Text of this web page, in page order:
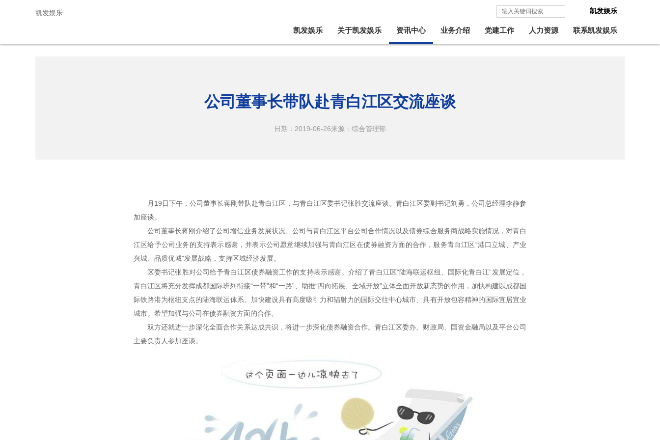
凯发娱乐
凯发娱乐
凯发娱乐 关于凯发娱乐 资讯中心 业务介绍 党建工作 人力资源 联系凯发娱乐
公司董事长带队赴青白江区交流座谈
日期：2019-06-26来源：综合管理部
月 19日下午，公司董事长蒋刚带队赴青白江区，与青白江区委书记张胜交流座谈。青白江区委副书记刘勇，公司总经理李静参
加座谈。
公司董事长蒋刚介绍了公司增信业务发展状况、公司与青白江区平台公司合作情况以及债券综合服务商战略实施情况，对青白
江区给予公司业务的支持表示感谢，并表示公司愿意继续加强与青白江区在债券融资方面的合作，服务青白江区“港口立城、产业
兴城、品质优城”发展战略，支持区域经济发展。
区委书记张胜对公司给予青白江区债券融资工作的支持表示感谢。介绍了青白江区“陆海联运枢纽、国际化青白江”发展定位，
青白江区将充分发挥成都国际班列衔接“一带”和“一路”、助推“四向拓展、全域开放”立体全面开放新态势的作用，加快构建以成都国
际铁路港为枢纽支点的陆海联运体系。加快建设具有高度吸引力和辐射力的国际交往中心城市、具有开放包容精神的国际宜居宜业
城市。希望加强与公司在债券融资方面的合作。
双方还就进一步深化全面合作关系达成共识，将进一步深化债券融资合作。青白江区委办、财政局、国资金融局以及平台公司
主要负责人参加座谈。